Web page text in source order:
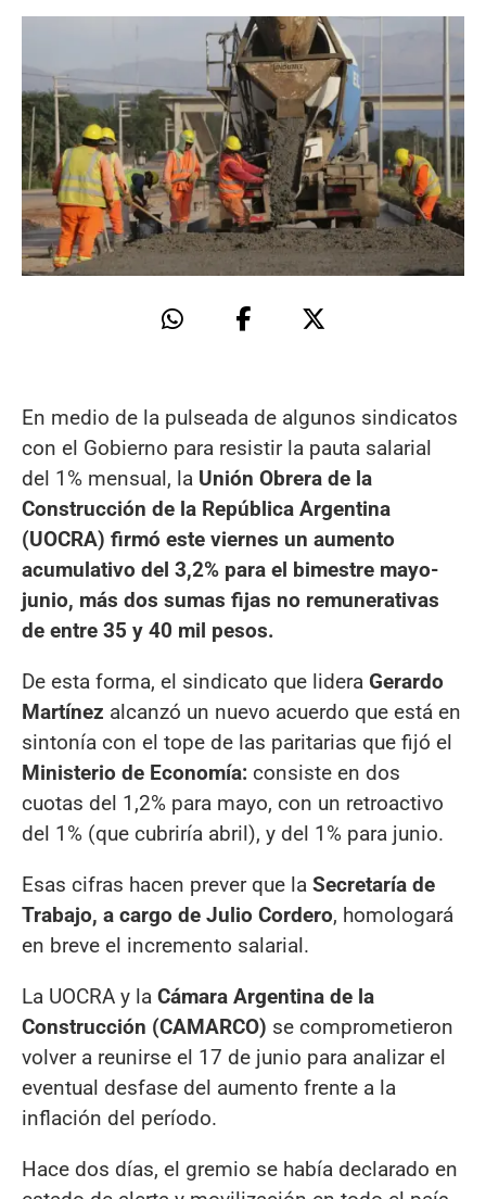
En medio de la pulseada de algunos sindicatos
con el Gobierno para resistir la pauta salarial
del 1% mensual, la Unión Obrera de la
Construcción de la República Argentina
(UOCRA) firmó este viernes un aumento
acumulativo del 3,2% para el bimestre mayo-
junio, más dos sumas fijas no remunerativas
de entre 35 y 40 mil pesos.
De esta forma, el sindicato que lidera Gerardo
Martínez alcanzó un nuevo acuerdo que está en
sintonía con el tope de las paritarias que fijó el
Ministerio de Economía: consiste en dos
cuotas del 1,2% para mayo, con un retroactivo
del 1% (que cubriría abril), y del 1% para junio.
Esas cifras hacen prever que la Secretaría de
Trabajo, a cargo de Julio Cordero, homologará
en breve el incremento salarial.
La UOCRA y la Cámara Argentina de la
Construcción (CAMARCO) se comprometieron
volver a reunirse el 17 de junio para analizar el
eventual desfase del aumento frente a la
inflación del período.
Hace dos días, el gremio se había declarado en